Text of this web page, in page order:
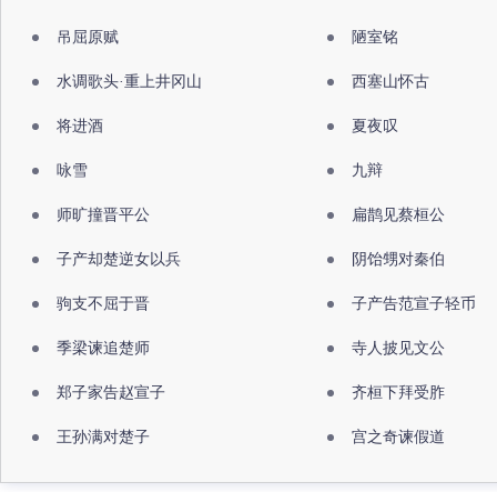
吊屈原赋 陋室铭
水调歌头·重上井冈山 西塞山怀古
将进酒 夏夜叹
咏雪 九辩
师旷撞晋平公 扁鹊见蔡桓公
子产却楚逆女以兵 阴饴甥对秦伯
驹支不屈于晋 子产告范宣子轻币
季梁谏追楚师 寺人披见文公
郑子家告赵宣子 齐桓下拜受胙
王孙满对楚子 宫之奇谏假道